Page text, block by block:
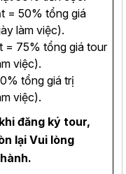
= 50% tổng giá
làm việc).
= 75% tổng giá tour
việc).
tổng giá trị
việc).
đăng ký tour,
lại Vui lòng